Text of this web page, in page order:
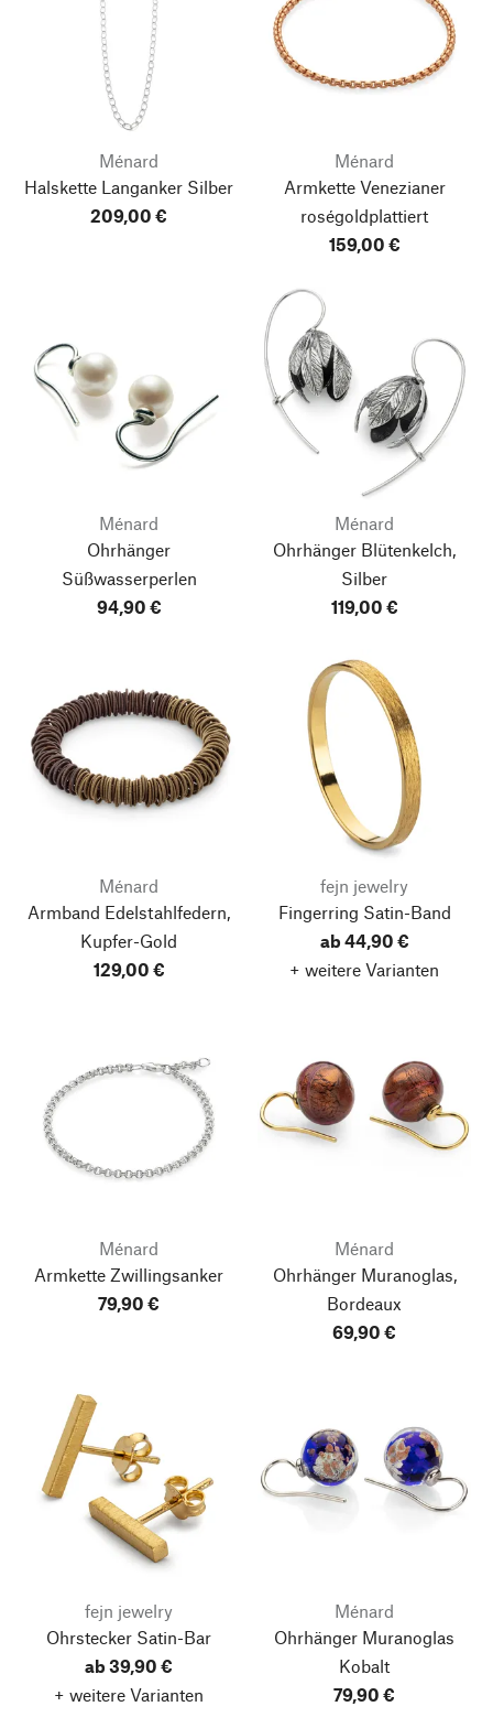
Ménard
Halskette Langanker Silber
209,00 €
Ménard
Armkette Venezianer
roségoldplattiert
159,00 €
Ménard
Ohrhänger
Süßwasserperlen
94,90 €
Ménard
Ohrhänger Blütenkelch,
Silber
119,00 €
Ménard
Armband Edelstahlfedern,
Kupfer-Gold
129,00 €
fejn jewelry
Fingerring Satin-Band
ab 44,90 €
+ weitere Varianten
Ménard
Armkette Zwillingsanker
79,90 €
Ménard
Ohrhänger Muranoglas,
Bordeaux
69,90 €
fejn jewelry
Ohrstecker Satin-Bar
ab 39,90 €
+ weitere Varianten
Ménard
Ohrhänger Muranoglas
Kobalt
79,90 €
Nach oben